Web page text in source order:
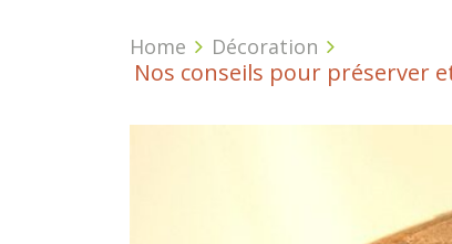
Home Décoration
Nos conseils pour préserver